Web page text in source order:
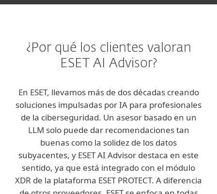
¿Por qué los clientes valoran
ESET AI Advisor?
En ESET, llevamos más de dos décadas creando
soluciones impulsadas por IA para profesionales
de la ciberseguridad. Un asesor basado en un
LLM solo puede dar recomendaciones tan
buenas como la solidez de los datos
subyacentes, y ESET AI Advisor destaca en este
sentido, ya que está integrado con el módulo
XDR de la plataforma ESET PROTECT. A diferencia